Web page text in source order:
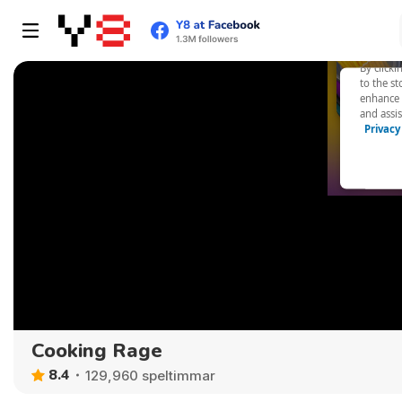
Cooking Rage
8.4 129,960 speltimmar